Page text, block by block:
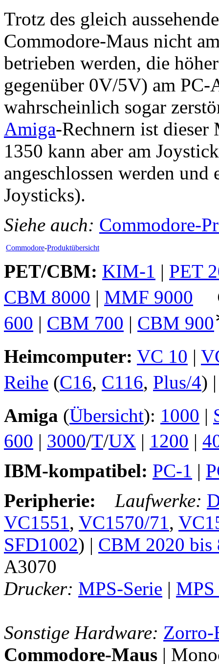
Trotz des gleich
Commodore-Maus nicht
betrieben werden, die
gegenüber 0V/5V) am PC-
wahrscheinlich sogar
Amiga-Rechnern ist
1350 kann aber am
angeschlossen werden
Joysticks).
Siehe auch: Commodore-
Commodore-Produktübersicht
PET/CBM: KIM-1 | PET
CBM 8000 | MMF 9000
600 | CBM 700 | CBM 900
Heimcomputer: VC 10 |
Reihe (C16, C116, Plus/4)
Amiga (Übersicht): 1000 |
600 | 3000/T/UX | 1200 |
IBM-kompatibel: PC-1 |
Peripherie:
Laufwerke:
VC1551, VC1570/71,
SFD1002) | CBM 2020 bis
A3070
Drucker: MPS-Serie |
Sonstige Hardware: Zorro-
Commodore-Maus |